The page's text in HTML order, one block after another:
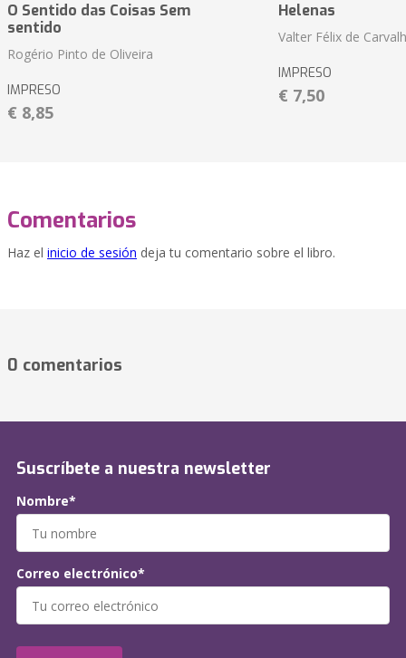
O Sentido das Coisas Sem
sentido
Rogério Pinto de Oliveira
IMPRESO
€ 8,85
Helenas
Valter Félix de
IMPRESO
€ 7,50
Comentarios
Haz el inicio de sesión deja tu comentario sobre el libro.
0 comentarios
Suscríbete a nuestra newsletter
Nombre*
Correo electrónico*